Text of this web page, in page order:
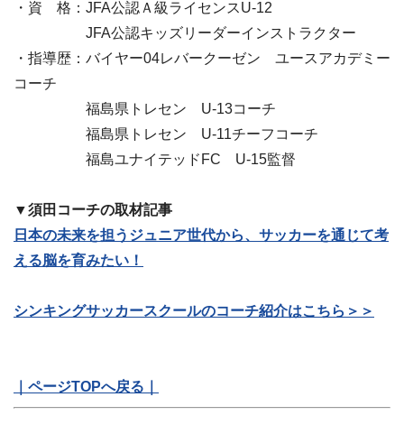
・資 格：JFA公認Ａ級ライセンスU-12
JFA公認キッズリーダーインストラクター
・指導歴：バイヤー04レバークーゼン ユースアカデミー
コーチ
福島県トレセン U-13コーチ
福島県トレセン U-11チーフコーチ
福島ユナイテッドFC U-15監督
▼須田コーチの取材記事
日本の未来を担うジュニア世代から、サッカーを通じて考
える脳を育みたい！
シンキングサッカースクールのコーチ紹介はこちら＞＞
｜ページTOPへ戻る｜